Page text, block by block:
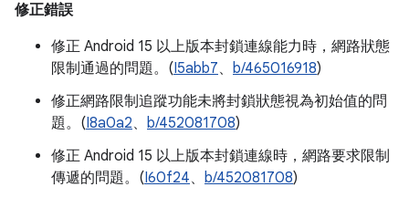
修正錯誤
修正 Android 15 以上版本封鎖連線能力時，網路狀態
限制通過的問題。(I5abb7、 b/465016918)
修正網路限制追蹤功能未將封鎖狀態視為初始值的問
題。(I8a0a2、 b/452081708)
修正 Android 15 以上版本封鎖連線時，網路要求限制
傳遞的問題。(I60f24、 b/452081708)